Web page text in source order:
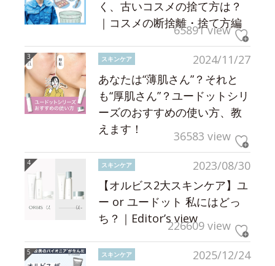
く、古いコスメの捨て方は？
｜コスメの断捨離・捨て方編
65891 view
2024/11/27
スキンケア
あなたは“薄肌さん”？それと
も“厚肌さん”？ユードットシリ
ーズのおすすめの使い方、教
えます！
36583 view
2023/08/30
スキンケア
【オルビス2大スキンケア】ユ
ー or ユードット 私にはどっ
ち？｜Editor’s view226609 view
2025/12/24
スキンケア